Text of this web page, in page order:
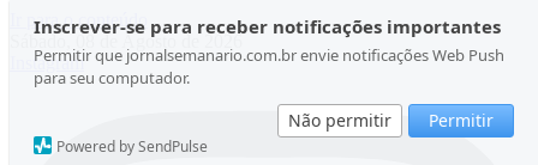
Inscrever-se para receber notificações importantes
Permitir que jornalsemanario.com.br envie notificações Web Push
para seu computador.
Não permitir Permitir
Powered by SendPulse
Ir para o conteúdo
Sábado, 08 de Agosto de 2026
Instagram